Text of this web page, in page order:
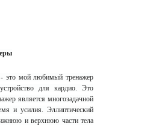
- это мой любимый тренажер
для кардио. Это
является многозадачной
и усилия. Эллиптический
и верхнюю части тела